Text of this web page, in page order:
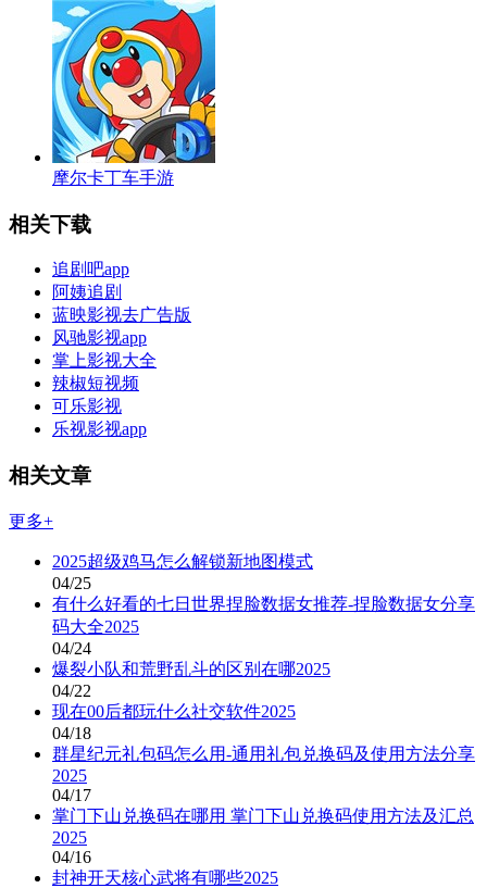
摩尔卡丁车手游
相关下载
追剧吧app
阿姨追剧
蓝映影视去广告版
风驰影视app
掌上影视大全
辣椒短视频
可乐影视
乐视影视app
相关文章
更多+
2025超级鸡马怎么解锁新地图模式
04/25
有什么好看的七日世界捏脸数据女推荐-捏脸数据女分享
码大全2025
04/24
爆裂小队和荒野乱斗的区别在哪2025
04/22
现在00后都玩什么社交软件2025
04/18
群星纪元礼包码怎么用-通用礼包兑换码及使用方法分享
2025
04/17
掌门下山兑换码在哪用 掌门下山兑换码使用方法及汇总
2025
04/16
封神开天核心武将有哪些2025